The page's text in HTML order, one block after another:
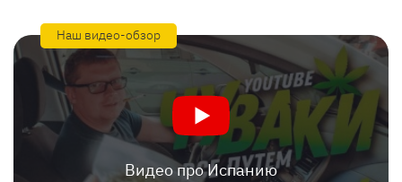
Наш видео-обзор
Видео про Испанию